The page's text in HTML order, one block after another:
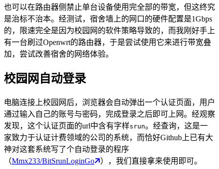
也可以在路由器侧禁止单台设备使用完全部的带宽，但这终究
是治标不治本。经测试，宿舍墙上的网口的硬件配置是1Gbps
的，限速完全是因为校园网的软件策略导致的，而我刚好手上
有一台刷过Openwrt的路由器，于是尝试使用它来进行带宽叠
加，尝试改善宿舍的网络体验。
校园网自动登录
电脑连接上校园网后，浏览器会自动弹出一个认证页面，用户
通过输入自己的账号与密码，完成登录之后即可上网。经观察
发现，这个认证页面的url中含有字样srun。经查询，这是一
家致力于认证计费领域的公司的系统，而恰好Github上已有大
神对这套系统写了个自动登录的程序
（Mmx233/BitSrunLoginGo ），我们直接拿来使用即可。